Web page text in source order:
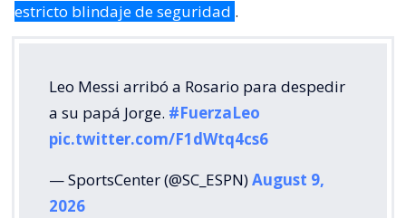
estricto blindaje de seguridad .
Leo Messi arribó a Rosario para despedir
a su papá Jorge. #FuerzaLeo
pic.twitter.com/F1dWtq4cs6
— SportsCenter (@SC_ESPN)August 9,
2026